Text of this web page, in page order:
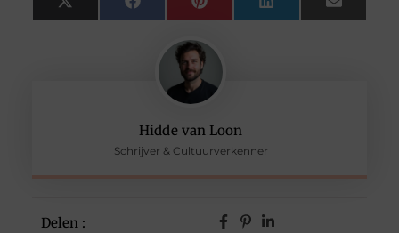
Hidde van Loon
Schrijver & Cultuurverkenner
Delen :
X
(Twitter)
FacebookPinterest LinkedIn Email